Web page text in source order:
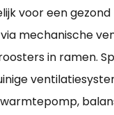
voor een
mechanische
in ramen.